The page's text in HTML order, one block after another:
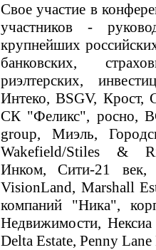
Свое участие в
участников -
крупнейших
банковских,
риэлтерских,
Интеко, BSGV, Крoст,
СК "Феликс", рoсно,
group, Миэль,
Wakefield/Stiles &
Инком, Сити-21 век,
VisionLand, Marshall
компаний "Ника",
Недвижимости,
Delta Estate, Penny